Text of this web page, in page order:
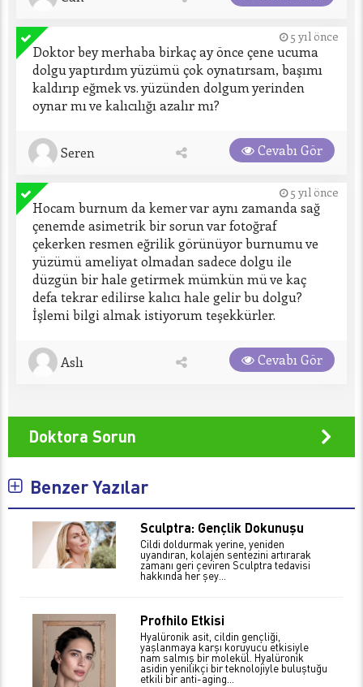
5 yıl önce
Doktor bey merhaba birkaç ay önce çene ucuma
dolgu yaptırdım yüzümü çok oynatırsam, başımı
kaldırıp eğmek vs. yüzünden dolgum yerinden
oynar mı ve kalıcılığı azalır mı?
Seren Cevabı Gör
5 yıl önce
Hocam burnum da kemer var aynı zamanda sağ
çenemde asimetrik bir sorun var fotoğraf
çekerken resmen eğrilik görünüyor burnumu ve
yüzümü ameliyat olmadan sadece dolgu ile
düzgün bir hale getirmek mümkün mü ve kaç
defa tekrar edilirse kalıcı hale gelir bu dolgu?
İşlemi bilgi almak istiyorum teşekkürler.
Aslı Cevabı Gör
Doktora Sorun
Benzer Yazılar
Sculptra: Gençlik Dokunuşu
Cildi doldurmak yerine, yeniden
uyandıran, kolajen sentezini artırarak
zamanı geri çeviren Sculptra tedavisi
hakkında her şey…
Profhilo Etkisi
Hyalüronik asit, cildin gençliği,
yaşlanmaya karşı koruyucu etkisiyle
nam salmış bir molekül. Hyalüronik
asidin yenilikçi bir teknolojiyle buluştuğu
etkili bir anti-aging...